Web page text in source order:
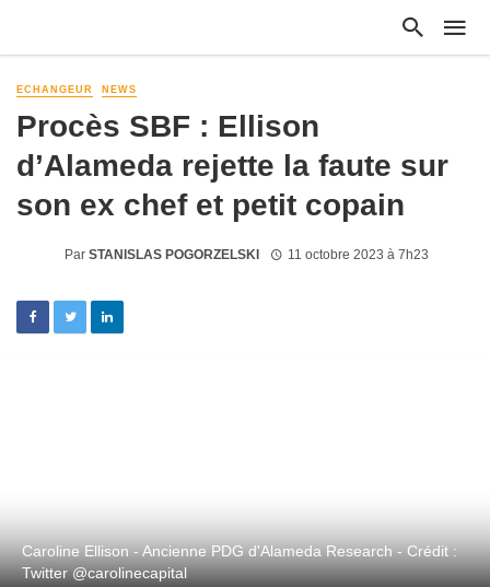
ECHANGEUR NEWS
Procès SBF : Ellison
d’Alameda rejette la faute sur
son ex chef et petit copain
Par STANISLAS POGORZELSKI 11 octobre 2023 à 7h23
Caroline Ellison - Ancienne PDG d'Alameda Research - Crédit :
Twitter @carolinecapital